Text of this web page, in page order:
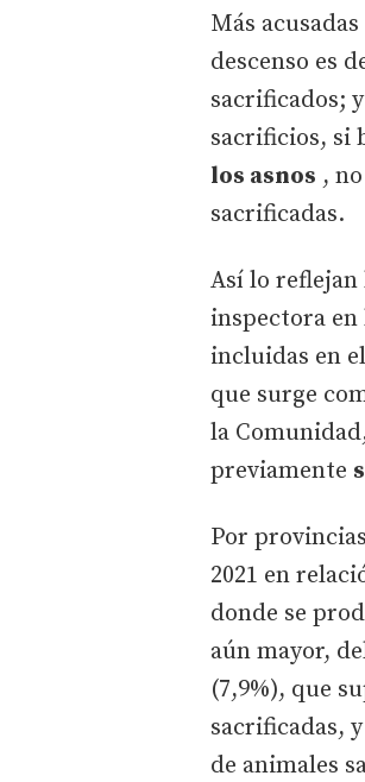
Más
descenso es
sacrificados;
sacrificios, si
los asnos ,
sacrificadas.
Así lo reflejan
inspectora en
incluidas en el
que surge
la
previamente
Por
2021 en
donde se
aún mayor,
(7,9%), que
sacrificadas, y
de animales